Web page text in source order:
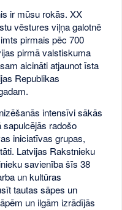
ir mūsu rokās. XX
vēstures viļņa galotnē
pirmais pēc 700
pirmā valstiskuma
aicināti atjaunot īsta
Republikas
intensīvi sākās
sapulcējās radošo
iniciatīvas grupas,
Latvijas Rakstnieku
savienība šīs 38
un kultūras
tautas sāpes un
un ilgām izrādījās